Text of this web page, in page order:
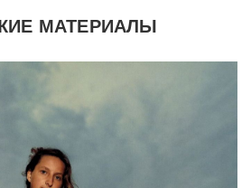
МАТЕРИАЛЫ